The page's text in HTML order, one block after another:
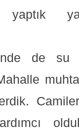
yaptık
de su